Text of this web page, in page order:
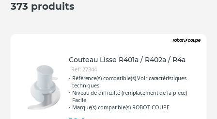
373 produits
Couteau Lisse R401a / R402a / R4a
Ref: 27344
Référence(s) compatible(s) Voir caractéristiques
techniques
Niveau de difficulté (remplacement de la pièce)
Facile
Marque(s) compatible(s) ROBOT COUPE